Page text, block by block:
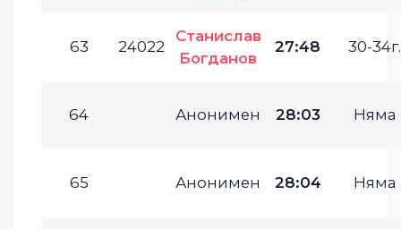
63 24022
Станислав
Богданов
27:48 30-34г.
64 Анонимен 28:03 Няма
65 Анонимен 28:04 Няма